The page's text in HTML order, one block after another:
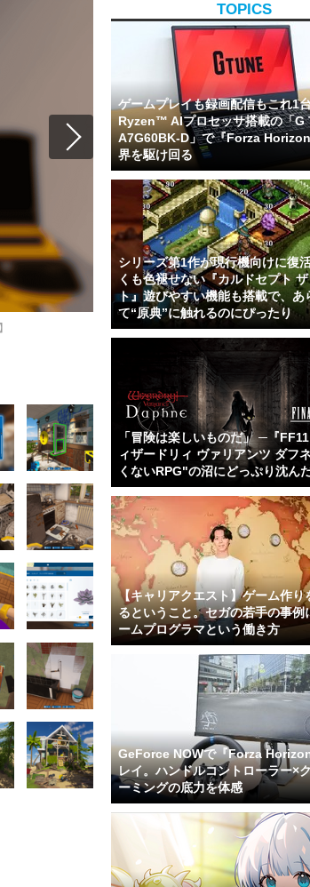
TOPICS
ゲームプレイも録画配信もこれ1
Ryzen™ AIプロセッサ搭載の「G
A7G60BK-D」で『Forza
界を駆け回る
シリーズ第1作が現行機向けに復
くも色褪せない『カルドセプト
ト』遊びやすい機能も搭載で、あ
て“原典”に触れるのにぴったり
「冒険は楽しいものだ」 ─『
ィザードリィ ヴァリアンツ ダフ
くないRPG"の沼にどっぷり沈ん
【キャリアクエスト】ゲーム作り
るということ。セガの若手の事例
ームプログラマという働き方
GeForce NOWで『Forza
レイ。ハンドルコントローラー×
ーミングの底力を体感